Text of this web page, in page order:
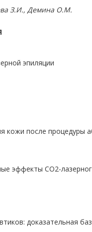
З.И., Демина О.М.
эпиляции
кожи после процедуры
эффекты CO2-
доказательная